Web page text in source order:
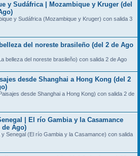
y Sudáfrica | Mozambique y Kruger (del
y Sudáfrica (Mozambique y Kruger) con salida 3
del noreste brasileño (del 2 de Ago
belleza del noreste brasileño) con salida 2 de Ago
desde Shanghai a Hong Kong (del 2
desde Shanghai a Hong Kong) con salida 2 de
| El río Gambia y la Casamance
de Ago)
y Senegal (El río Gambia y la Casamance) con salida